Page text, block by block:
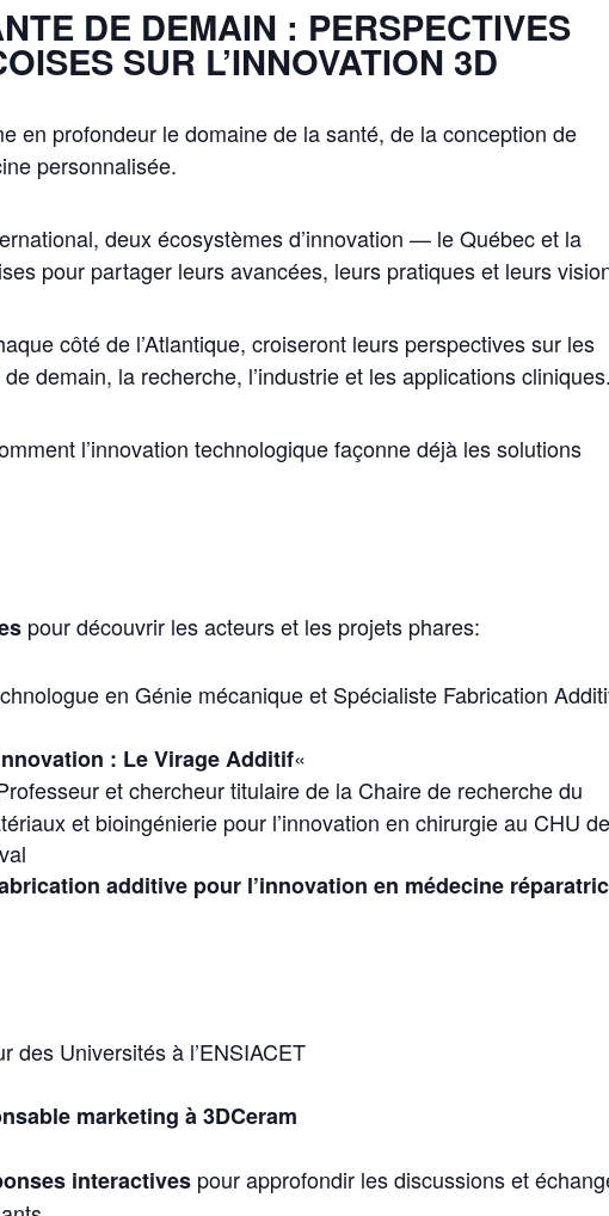
DE DEMAIN : PERSPECTIVES
SUR L’INNOVATION 3D
en profondeur le domaine de la santé, de la conception de
personnalisée.
deux écosystèmes d’innovation — le Québec et la
pour partager leurs avancées, leurs pratiques et leurs
côté de l’Atlantique, croiseront leurs perspectives sur les
demain, la recherche, l’industrie et les applications cliniques.
l’innovation technologique façonne déjà les solutions
pour découvrir les acteurs et les projets phares:
en Génie mécanique et Spécialiste Fabrication
: Le Virage Additif«
et chercheur titulaire de la Chaire de recherche du
et bioingénierie pour l’innovation en chirurgie au CHU de
additive pour l’innovation en médecine
des Universités à l’ENSIACET
marketing à 3DCeram
interactives pour approfondir les discussions et